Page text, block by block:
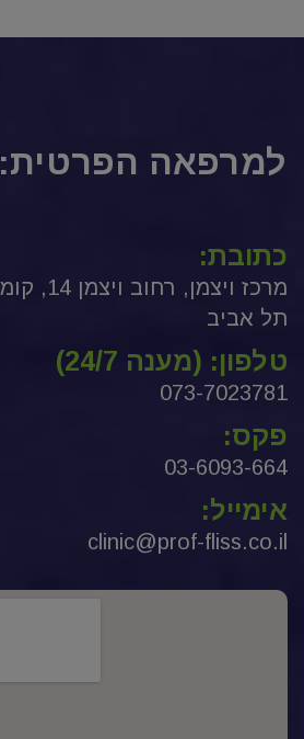
למרפאה הפרטית:
כתובת:
תל אביב
טלפון: (מענה 24/7)
073-7023781
פקס:
03-6093-664
אימייל:
clinic@prof-fliss.co.il